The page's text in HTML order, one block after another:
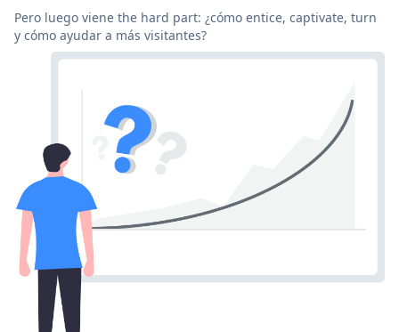
Pero luego viene the hard part: ¿cómo entice, captivate, turn
y cómo ayudar a más visitantes?